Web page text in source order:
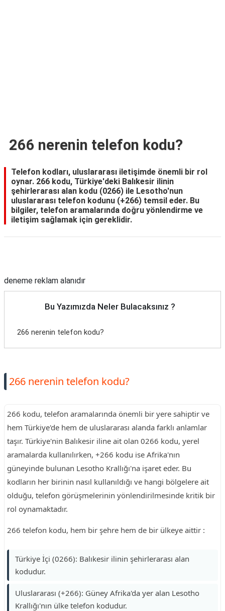
266 nerenin telefon kodu?
Telefon kodları, uluslararası iletişimde önemli bir rol
oynar. 266 kodu, Türkiye'deki Balıkesir ilinin
şehirlerarası alan kodu (0266) ile Lesotho'nun
uluslararası telefon kodunu (+266) temsil eder. Bu
bilgiler, telefon aramalarında doğru yönlendirme ve
iletişim sağlamak için gereklidir.
deneme reklam alanıdır
Bu Yazımızda Neler Bulacaksınız ?
266 nerenin telefon kodu?
266 nerenin telefon kodu?
266 kodu, telefon aramalarında önemli bir yere sahiptir ve
hem Türkiye'de hem de uluslararası alanda farklı anlamlar
taşır. Türkiye'nin Balıkesir iline ait olan 0266 kodu, yerel
aramalarda kullanılırken, +266 kodu ise Afrika'nın
güneyinde bulunan Lesotho Krallığı'na işaret eder. Bu
kodların her birinin nasıl kullanıldığı ve hangi bölgelere ait
olduğu, telefon görüşmelerinin yönlendirilmesinde kritik bir
rol oynamaktadır.
266 telefon kodu, hem bir şehre hem de bir ülkeye aittir :
Türkiye İçi (0266): Balıkesir ilinin şehirlerarası alan
kodudur.
Uluslararası (+266): Güney Afrika'da yer alan Lesotho
Krallığı'nın ülke telefon kodudur.